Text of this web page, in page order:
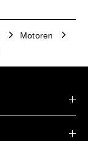
Motoren